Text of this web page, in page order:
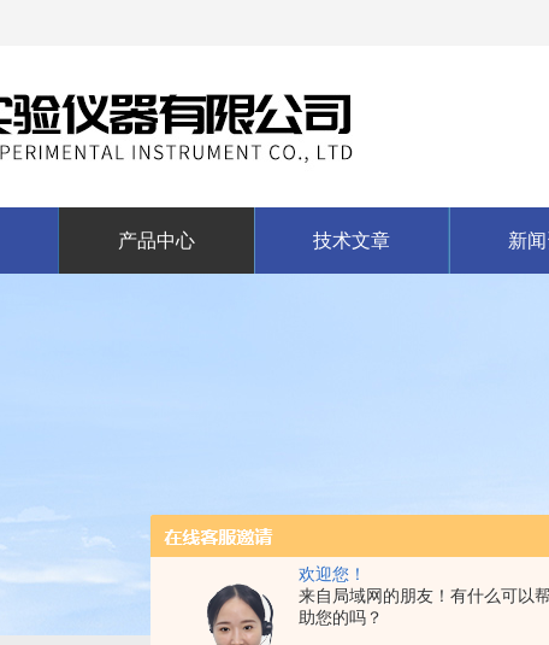
欢迎您！
来自局域网的朋友！有什么可以
助您的吗？
产品中心 技术文章 新